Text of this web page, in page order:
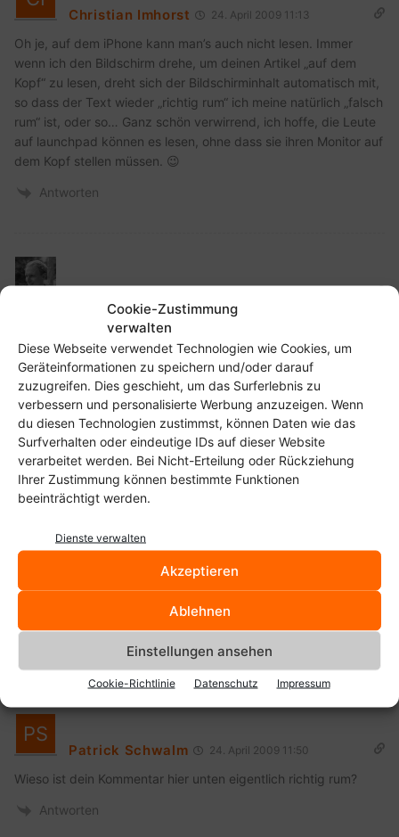
Cookie-Zustimmung
verwalten
Diese Webseite verwendet Technologien wie Cookies, um
Geräteinformationen zu speichern und/oder darauf
zuzugreifen. Dies geschieht, um das Surferlebnis zu
verbessern und personalisierte Werbung anzuzeigen. Wenn
du diesen Technologien zustimmst, können Daten wie das
Surfverhalten oder eindeutige IDs auf dieser Website
verarbeitet werden. Bei Nicht-Erteilung oder Rückziehung
Ihrer Zustimmung können bestimmte Funktionen
beeinträchtigt werden.
Dienste verwalten
Akzeptieren
Ablehnen
Einstellungen ansehen
Cookie-Richtlinie Datenschutz Impressum
Christian Imhorst 24. April 2009 11:13
Oh je, auf dem iPhone kann man’s auch nicht lesen. Immer
wenn ich den Bildschirm drehe, um deinen Artikel „auf dem
Kopf“ zu lesen, dreht sich der Bildschirminhalt automatisch mit,
so dass der Text wieder „richtig rum“ ich meine natürlich „falsch
rum“ ist, oder so… Ganz schön verwirrend, ich hoffe, die Leute
auf launchpad können es lesen, ohne dass sie ihren Monitor auf
dem Kopf stellen müssen. 😉
Antworten
Christian, das sind die Tücken der modernen Technik. Ich kann
wenigstens meinen Monitor noch auf den Kopf stellen 😀
Antworten
Patrick Schwalm 24. April 2009 11:49
Wie geil ist das denn? Ich hab auch sofort auf den Kalender
Als erstes hätte ich ja auf xrandr getippt, aber die Titelleiste ist
Sorry wegen meiner Schadenfreude, aber ich lach mich grad
Patrick Schwalm 24. April 2009 11:50
Wieso ist dein Kommentar hier unten eigentlich richtig rum?
Antworten